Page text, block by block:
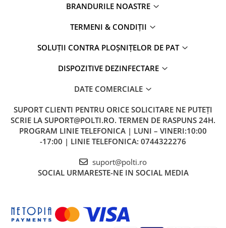
BRANDURILE NOASTRE
TERMENI & CONDIȚII
SOLUȚII CONTRA PLOȘNIȚELOR DE PAT
DISPOZITIVE DEZINFECTARE
DATE COMERCIALE
SUPORT CLIENTI PENTRU ORICE SOLICITARE NE PUTEȚI
SCRIE LA SUPORT@POLTI.RO. TERMEN DE RASPUNS 24H.
PROGRAM LINIE TELEFONICA | LUNI – VINERI:10:00
-17:00 | LINIE TELEFONICA: 0744322276
suport@polti.ro
SOCIAL URMARESTE-NE IN SOCIAL MEDIA